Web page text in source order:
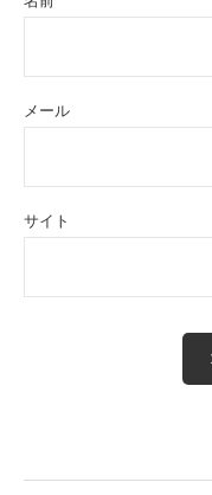
メール
サイト